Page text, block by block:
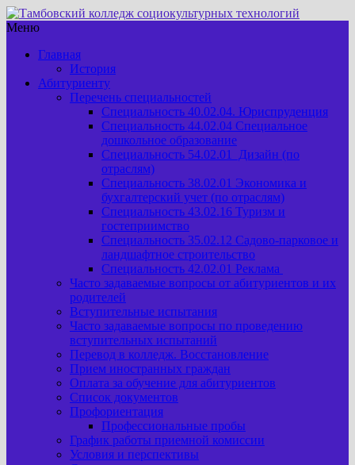
Меню
Главная
История
Абитуриенту
Перечень специальностей
Специальность 40.02.04. Юриспруденция
Специальность 44.02.04 Специальное
дошкольное образование
Специальность 54.02.01 Дизайн (по
отраслям)
Специальность 38.02.01 Экономика и
бухгалтерский учет (по отраслям)
Специальность 43.02.16 Туризм и
гостеприимство
Специальность 35.02.12 Садово-парковое и
ландшафтное строительство
Специальность 42.02.01 Реклама
Часто задаваемые вопросы от абитуриентов и их
родителей
Вступительные испытания
Часто задаваемые вопросы по проведению
вступительных испытаний
Перевод в колледж. Восстановление
Прием иностранных граждан
Оплата за обучение для абитуриентов
Список документов
Профориентация
Профессиональные пробы
График работы приемной комиссии
Условия и перспективы